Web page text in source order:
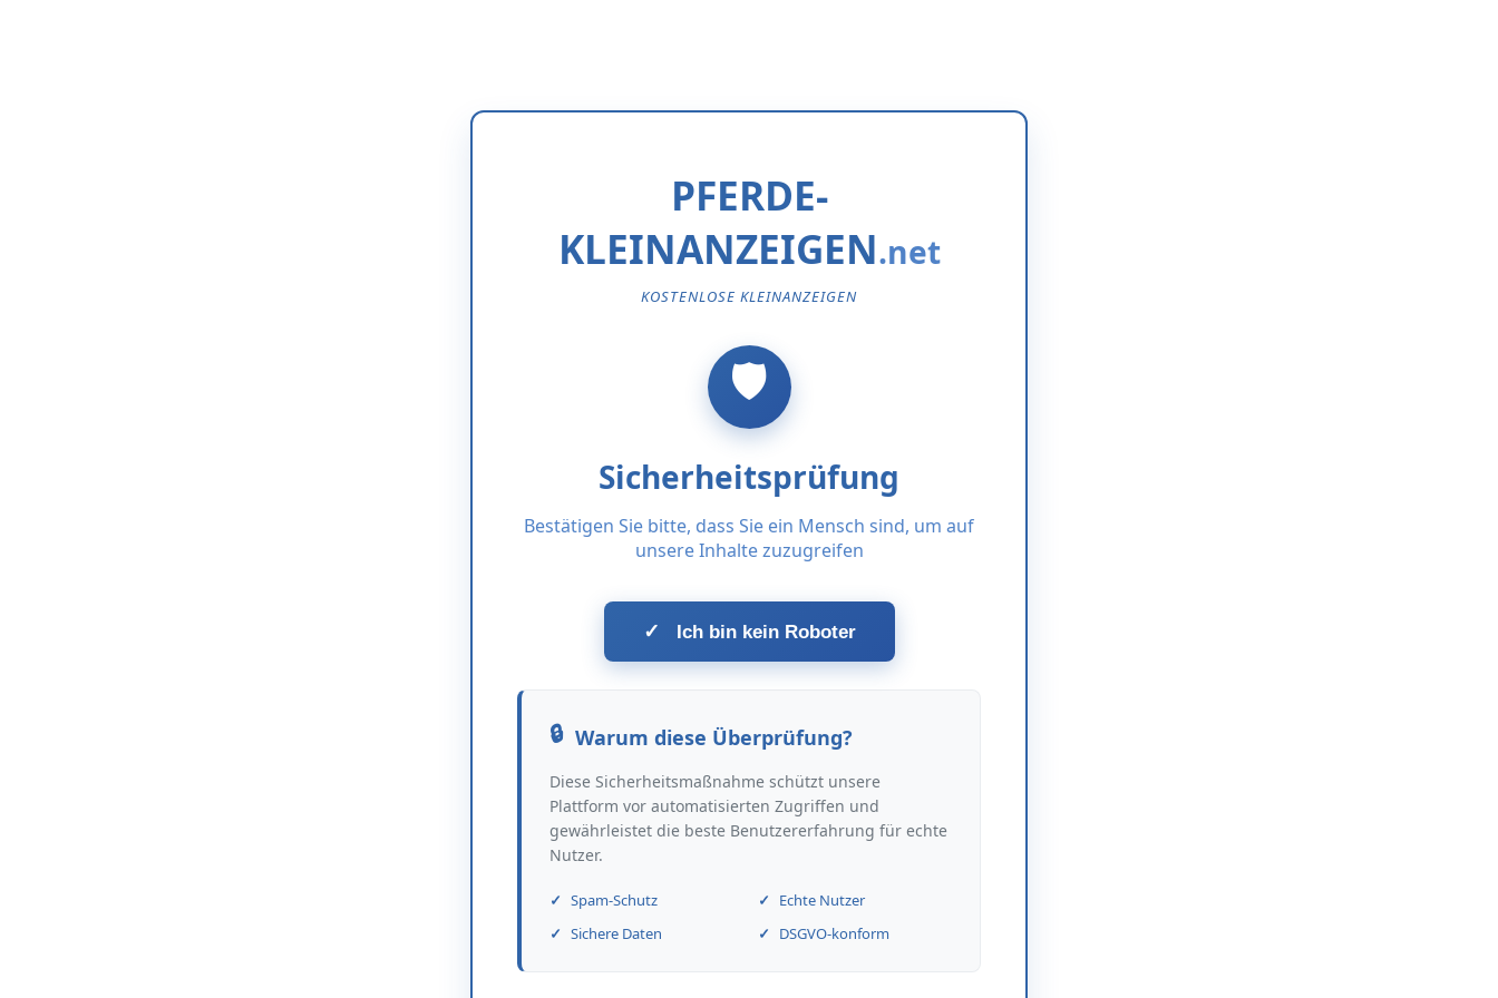
PFERDE-
KLEINANZEIGEN
KOSTENLOSE KLEINANZEIGEN
Sicherheitsprüfung
Bestätigen Sie bitte, dass Sie ein Mensch sind, um auf
unsere Inhalte zuzugreifen
✓ Ich bin kein Roboter
Warum diese Überprüfung?
Diese Sicherheitsmaßnahme schützt unsere
Plattform vor automatisierten Zugriffen und
gewährleistet die beste Benutzererfahrung für echte
Nutzer.
Spam-Schutz
Echte Nutzer
Sichere Daten
DSGVO-konform